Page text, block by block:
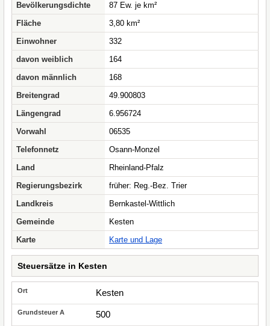
Bevölkerungsdichte
87 Ew. je km²
Fläche
3,80 km²
Einwohner
332
davon weiblich
164
davon männlich
168
Breitengrad
49.900803
Längengrad
6.956724
Vorwahl
06535
Telefonnetz
Osann-Monzel
Land
Rheinland-Pfalz
Regierungsbezirk
früher: Reg.-Bez. Trier
Landkreis
Bernkastel-Wittlich
Gemeinde
Kesten
Karte
Karte und Lage
Steuersätze in Kesten
Kesten
500